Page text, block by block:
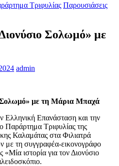
Τριφυλίας Παρουσιάσεις
Σολωμό» με
admin
Σολωμό» με τη Μάρια Μπαχά
Ελληνική Επανάσταση και την
Τριφυλίας της
Καλαμάτας στα Φιλιατρά
με τη συγγραφέα-εικονογράφο
ιστορία για τον Διονύσιο